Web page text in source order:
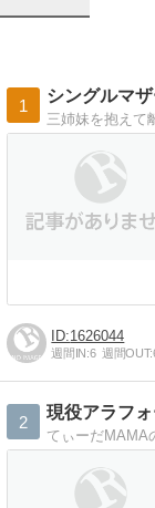
1
シングルマ
1626044
週間IN:6 週間OUT:
2
現役アラフ